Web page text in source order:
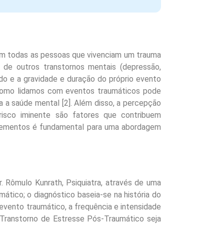
todas as pessoas que vivenciam um trauma
outros transtornos mentais (depressão,
e a gravidade e duração do próprio evento
lidamos com eventos traumáticos pode
saúde mental [2]. Além disso, a percepção
iminente são fatores que contribuem
é fundamental para uma abordagem
Kunrath, Psiquiatra, através de uma
o diagnóstico baseia-se na história do
traumático, a frequência e intensidade
de Estresse Pós-Traumático seja